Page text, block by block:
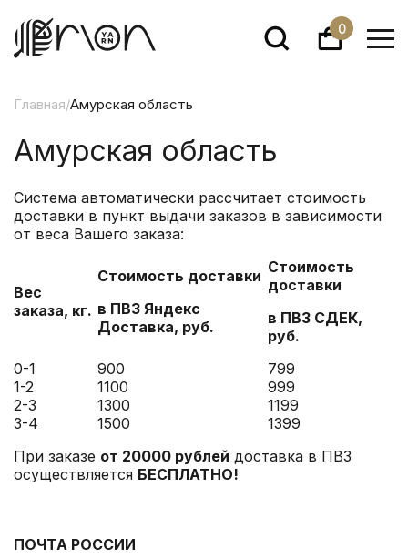
0
Главная/Амурская область
Амурская область
Система автоматически рассчитает стоимость
доставки в пункт выдачи заказов в зависимости
от веса Вашего заказа:
Вес
заказа, кг.
Стоимость доставки
в ПВЗ Яндекс
Доставка, руб.
Стоимость
доставки
в ПВЗ СДЕК,
руб.
0-1
900
799
1-2
1100
999
2-3
1300
1199
3-4
1500
1399
При заказе от 20000 рублей доставка в ПВЗ
осуществляется БЕСПЛАТНО!
ПОЧТА РОССИИ